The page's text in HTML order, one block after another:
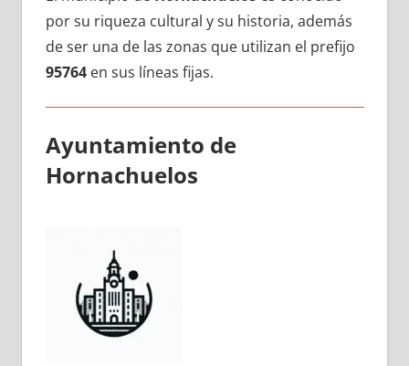
pοr su riqueza cultural у su historia, además
dе ser una dе las zonas quе utilizan el prefijo
95764en sus líneas fijas.
Ayuntamiento dе
Hornachuelos